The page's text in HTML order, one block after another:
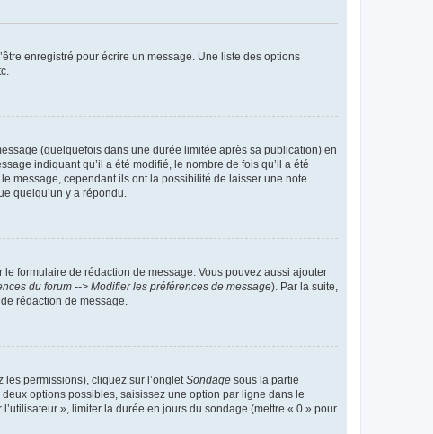
enregistré pour écrire un message. Une liste des options
(quelquefois dans une durée limitée après sa publication) en
indiquant qu’il a été modifié, le nombre de fois qu’il a été
message, cependant ils ont la possibilité de laisser une note
quelqu’un y a répondu.
le formulaire de rédaction de message. Vous pouvez aussi ajouter
du forum --> Modifier les préférences de message). Par la suite,
rédaction de message.
permissions), cliquez sur l’onglet Sondage sous la partie
options possibles, saisissez une option par ligne dans le
», limiter la durée en jours du sondage (mettre « 0 » pour